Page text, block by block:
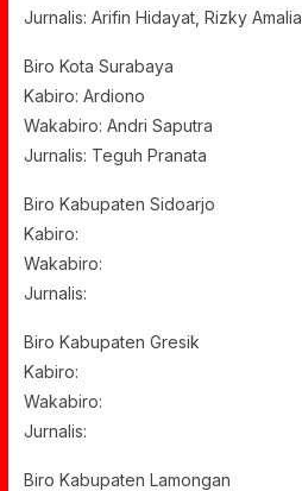
Jurnalis: Arifin Hidayat, Rizky Amalia
Biro Kota Surabaya
Kabiro: Ardiono
Wakabiro: Andri Saputra
Jurnalis: Teguh Pranata
Biro Kabupaten Sidoarjo
Kabiro:
Wakabiro:
Jurnalis:
Biro Kabupaten Gresik
Kabiro:
Wakabiro:
Jurnalis:
Biro Kabupaten Lamongan